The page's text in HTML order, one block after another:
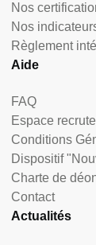
Nos
Nos
Règlement
Aide
FAQ
Espace
Conditions
Dispositif
Charte de
Contact
Actualités